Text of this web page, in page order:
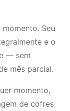
Seu
e o
— sem
mês parcial.
momento,
de cofres